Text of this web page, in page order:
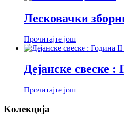
Лесковачки
Прочитајте још
Дејанске свеске
Прочитајте још
Koлекција